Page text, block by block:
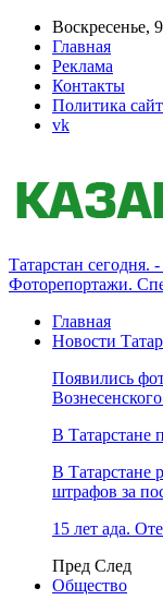
Воскресенье,
Главная
Реклама
Контакты
Политика
vk
Татарстан сегодня.
Фоторепортажи.
Главная
Новости
Появились
В Татарстане
В Татарстане
штрафов за
15 лет ада.
Пред След
Общество